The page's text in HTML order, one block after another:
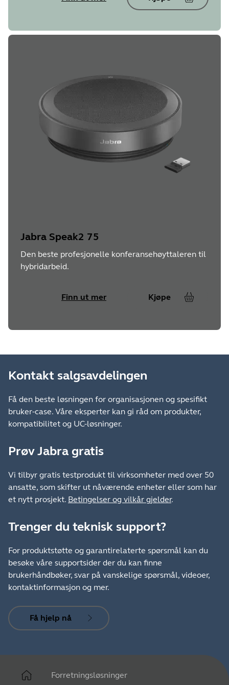
Jabra Speak2 75
Den beste profesjonelle konferansehøyttaleren til
hybridarbeid.
Finn ut mer Kjøpe
Kontakt salgsavdelingen
Få den beste løsningen for organisasjonen og spesifikt
bruker-case. Våre eksperter kan gi råd om produkter,
kompatibilitet og UC-løsninger.
Prøv Jabra gratis
Vi tilbyr gratis testprodukt til virksomheter med over 50
ansatte, som skifter ut nåværende enheter eller som har
et nytt prosjekt. Betingelser og vilkår gjelder.
Trenger du teknisk support?
For produktstøtte og garantirelaterte spørsmål kan du
besøke våre supportsider der du kan finne
brukerhåndbøker, svar på vanskelige spørsmål, videoer,
kontaktinformasjon og mer.
Få hjelp nå
Forretningsløsninger